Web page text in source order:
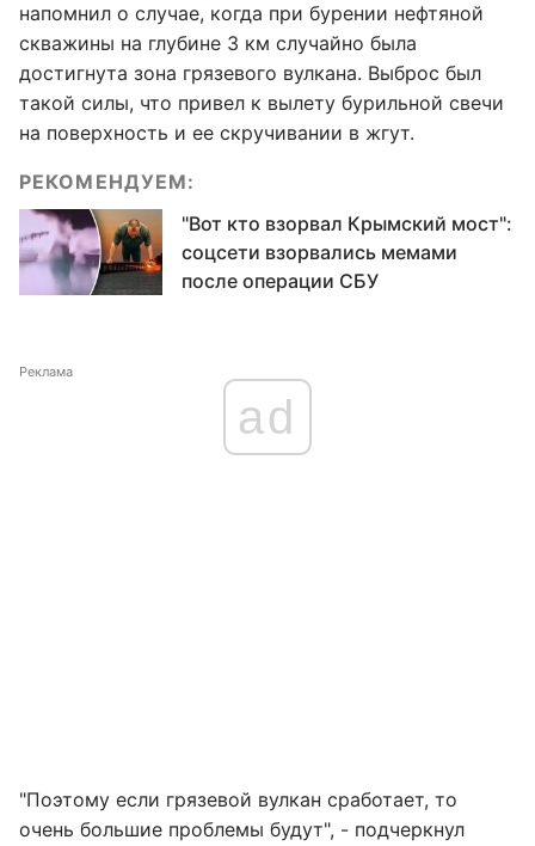
напомнил о случае, когда при бурении нефтяной
скважины на глубине 3 км случайно была
достигнута зона грязевого вулкана. Выброс был
такой силы, что привел к вылету бурильной свечи
на поверхность и ее скручивании в жгут.
РЕКОМЕНДУЕМ:
"Вот кто взорвал Крымский мост":
соцсети взорвались мемами
после операции СБУ
Реклама
ad
"Поэтому если грязевой вулкан сработает, то
очень большие проблемы будут", - подчеркнул